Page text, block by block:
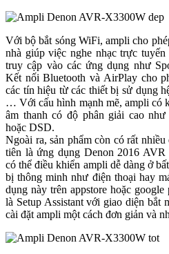
Với bộ bắt sóng WiFi, ampli cho
nhà giúp việc nghe nhạc trực
truy cập vào các ứng dụng như
Kết nối Bluetooth và AirPlay cho
các tín hiệu từ các thiết bị sử dụng
… Với cấu hình mạnh mẽ, ampli có
âm thanh có độ phân giải cao
hoặc DSD.
Ngoài ra, sản phẩm còn có rất
tiên là ứng dụng Denon 2016 AVR
có thể điều khiển ampli dễ dàng ở
bị thông minh như điện thoại hay
dụng này trên appstore hoặc
là Setup Assistant với giao diện bắt
cài đặt ampli một cách đơn giản và